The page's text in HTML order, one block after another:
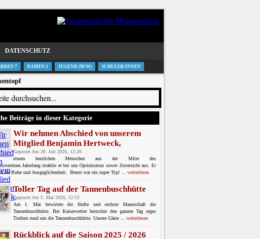
DATENSCHUTZ
7 DAMEN 1 JUGEND (M/W) SCHÜLER/INNEN
Beiträge in dieser Kategorie
Wir nehmen Abschied von unserem
Mitglied Benjamin Hertweck,
Gepostet Am 28. Juli 2026, 12:28
einem herzlichen Menschen aus der Mitte des
strahlte er bei uns Optimismus sowie Zuversicht aus. Er
für Ruhe und Ausgeglichenheit. Benni war ein super Typ! ... weiterlesen
Toller Tag auf der Tannenbuschhütte
Gepostet Am 5. Mai 2026, 12:53
Am 1. Mai bewirtete die fünfte und sechste Mannschaft die
Tannenbuschhütte. Bei Kaiserwetter herrschte den ganzen Tag reges
Treiben rund um die Tannenbuschhütte. Unsere Gäste ... weiterlesen
Rückblick auf die Saison 2025 / 2026